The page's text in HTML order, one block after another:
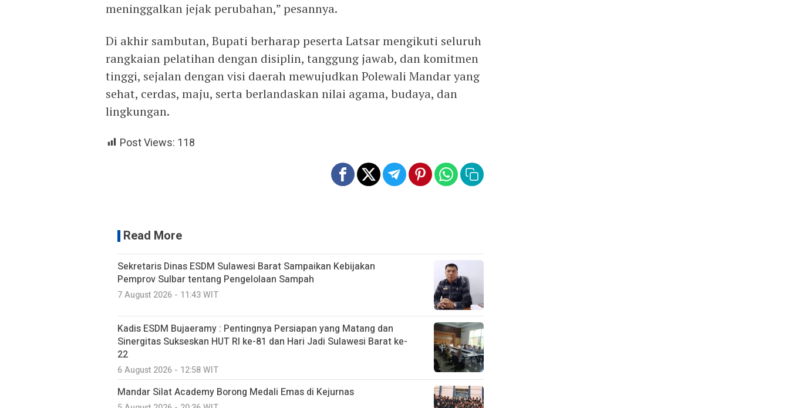
meninggalkan jejak perubahan,” pesannya.
Di akhir sambutan, Bupati berharap peserta Latsar mengikuti seluruh
rangkaian pelatihan dengan disiplin, tanggung jawab, dan komitmen
tinggi, sejalan dengan visi daerah mewujudkan Polewali Mandar yang
sehat, cerdas, maju, serta berlandaskan nilai agama, budaya, dan
lingkungan.
Post Views: 118
Read More
Sekretaris Dinas ESDM Sulawesi Barat Sampaikan Kebijakan
Pemprov Sulbar tentang Pengelolaan Sampah
7 August 2026 - 11:43 WIT
Kadis ESDM Bujaeramy : Pentingnya Persiapan yang Matang dan
Sinergitas Sukseskan HUT RI ke-81 dan Hari Jadi Sulawesi Barat ke-
22
6 August 2026 - 12:58 WIT
Mandar Silat Academy Borong Medali Emas di Kejurnas